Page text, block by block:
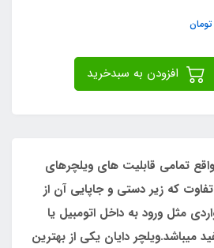
تومان
تمامی قابلیت های ویلچرهای
که زیر دستی و جاپایی آن از
مثل ورود به داخل اتومبیل یا
میباشد.ویلچر دایان یکی از بهترین